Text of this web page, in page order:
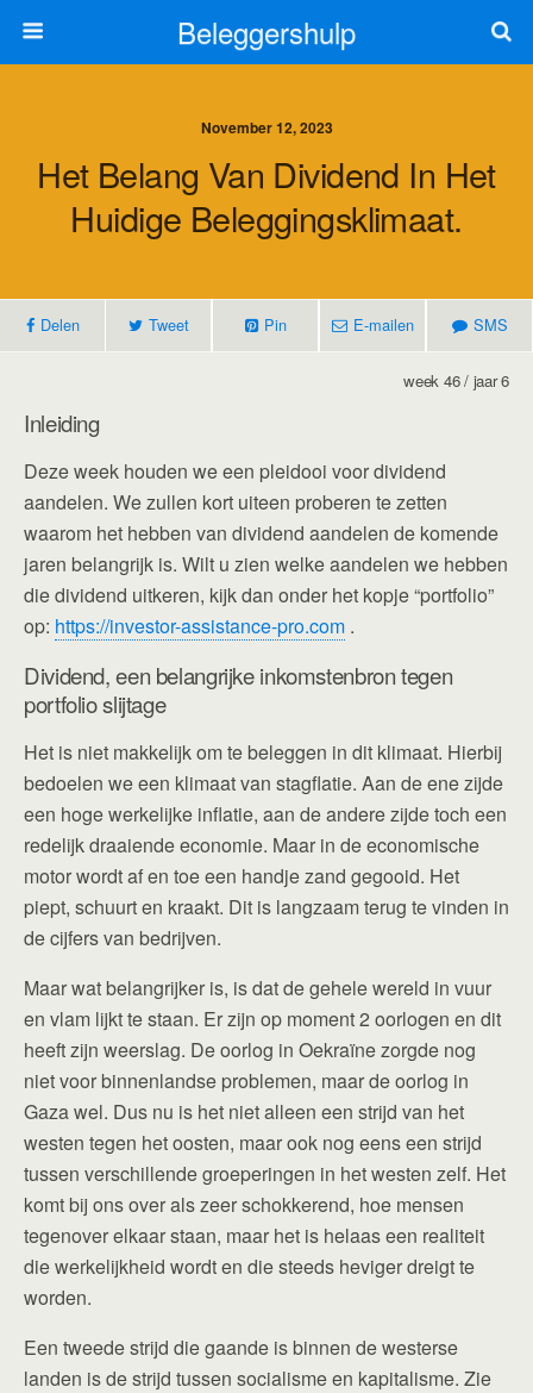
Beleggershulp
November 12, 2023
Het Belang Van Dividend In Het
Huidige Beleggingsklimaat.
Delen Tweet Pin E-mailen SMS
week 46 / jaar 6
Inleiding
Deze week houden we een pleidooi voor dividend
aandelen. We zullen kort uiteen proberen te zetten
waarom het hebben van dividend aandelen de komende
jaren belangrijk is. Wilt u zien welke aandelen we hebben
die dividend uitkeren, kijk dan onder het kopje “portfolio”
op: https://investor-assistance-pro.com .
Dividend, een belangrijke inkomstenbron tegen
portfolio slijtage
Het is niet makkelijk om te beleggen in dit klimaat. Hierbij
bedoelen we een klimaat van stagflatie. Aan de ene zijde
een hoge werkelijke inflatie, aan de andere zijde toch een
redelijk draaiende economie. Maar in de economische
motor wordt af en toe een handje zand gegooid. Het
piept, schuurt en kraakt. Dit is langzaam terug te vinden in
de cijfers van bedrijven.
Maar wat belangrijker is, is dat de gehele wereld in vuur
en vlam lijkt te staan. Er zijn op moment 2 oorlogen en dit
heeft zijn weerslag. De oorlog in Oekraïne zorgde nog
niet voor binnenlandse problemen, maar de oorlog in
Gaza wel. Dus nu is het niet alleen een strijd van het
westen tegen het oosten, maar ook nog eens een strijd
tussen verschillende groeperingen in het westen zelf. Het
komt bij ons over als zeer schokkerend, hoe mensen
tegenover elkaar staan, maar het is helaas een realiteit
die werkelijkheid wordt en die steeds heviger dreigt te
worden.
Een tweede strijd die gaande is binnen de westerse
landen is de strijd tussen socialisme en kapitalisme. Zie